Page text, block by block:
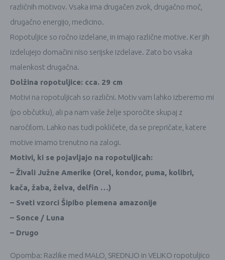
različnih motivov. Vsaka ima drugačen zvok, drugačno moč,
drugačno energijo, medicino.
Ropotuljice so ročno izdelane, in imajo različne motive. Ker jih
izdelujejo domačini niso serijske izdelave. Zato bo vsaka
malenkost drugačna.
Dolžina ropotuljice: cca. 29 cm
Motivi na ropotuljicah so različni. Motiv vam lahko izberemo mi
(po občutku), ali pa nam vaše želje sporočite skupaj z
naročilom. Lahko nas tudi pokličete, da se prepričate, katere
motive imamo trenutno na zalogi.
Motivi, ki se pojavljajo na ropotuljicah:
– Živali Južne Amerike (Orel, kondor, puma, kolibri,
kača, žaba, želva, delfin …)
– Sveti vzorci Šipibo plemena amazonije
– Sonce / Luna
– Drugo
Opomba: Razlike med MALO, SREDNJO in VELIKO ropotuljico